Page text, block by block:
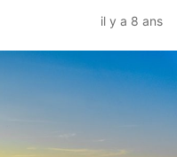
il y a 8 ans